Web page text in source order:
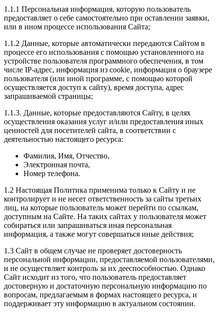
1.1.1 Персональная информация, которую пользователь
предоставляет о себе самостоятельно при оставлении заявки,
или в ином процессе использования Сайта;
1.1.2 Данные, которые автоматически передаются Сайтом в
процессе его использования с помощью установленного на
устройстве пользователя программного обеспечения, в том
числе IP-адрес, информация из cookie, информация о браузере
пользователя (или иной программе, с помощью которой
осуществляется доступ к сайту), время доступа, адрес
запрашиваемой страницы;
1.1.3. Данные, которые предоставляются Сайту, в целях
осуществления оказания услуг и/или предоставления иных
ценностей для посетителей сайта, в соответствии с
деятельностью настоящего ресурса:
Фамилия, Имя, Отчество,
Электронная почта,
Номер телефона.
1.2 Настоящая Политика применима только к Сайту и не
контролирует и не несет ответственность за сайты третьих
лиц, на которые пользователь может перейти по ссылкам,
доступным на Сайте. На таких сайтах у пользователя может
собираться или запрашиваться иная персональная
информация, а также могут совершаться иные действия;
1.3 Сайт в общем случае не проверяет достоверность
персональной информации, предоставляемой пользователями,
и не осуществляет контроль за их дееспособностью. Однако
Сайт исходит из того, что пользователь предоставляет
достоверную и достаточную персональную информацию по
вопросам, предлагаемым в формах настоящего ресурса, и
поддерживает эту информацию в актуальном состоянии.